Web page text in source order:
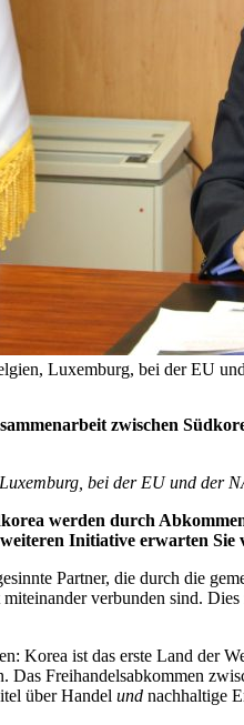
Luxemburg, bei der EU
zwischen
bei der EU und der
werden durch
Initiative erwarten
Partner, die durch die
verbunden sind.
Korea ist das erste Land der
Das Freihandelsabkommen
über Handel und nachhaltige